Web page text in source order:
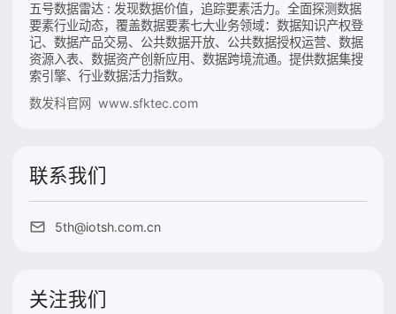
五号数据雷达 : 发现数据价值，追踪要素活力。全面探测数据
要素行业动态，覆盖数据要素七大业务领域：数据知识产权登
记、数据产品交易、公共数据开放、公共数据授权运营、数据
资源入表、数据资产创新应用、数据跨境流通。提供数据集搜
索引擎、行业数据活力指数。
数发科官网 www.sfktec.com
联系我们
5th@iotsh.com.cn
关注我们